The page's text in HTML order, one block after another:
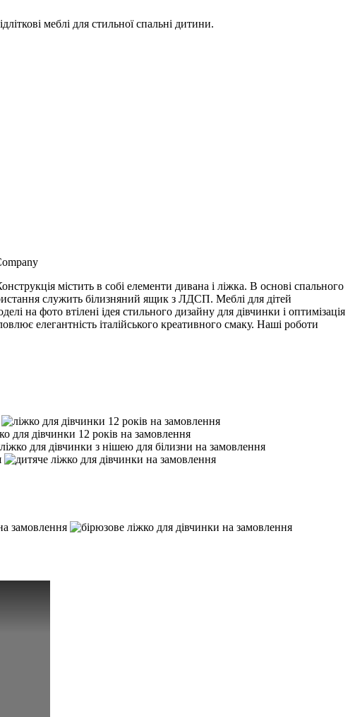
меблі для стильної спальні дитини.
містить в собі елементи дивана і ліжка. В основі спального
служить білизняний ящик з ЛДСП. Меблі для дітей
на фото втілені ідея стильного дизайну для дівчинки і оптимізація
елегантність італійського креативного смаку. Наші роботи